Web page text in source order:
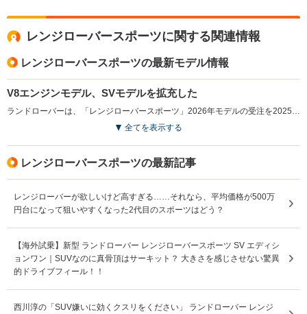
レンジローバースポーツに関する関連情報
レンジローバースポーツの最新モデル情報
V8エンジンモデル、SVモデルを拡充した
全てを表示する
レンジローバースポーツの最新記事
レンジローバーが欲しいけど高すぎる……それなら、平均価格が500万
円台になって狙いやすくなった2代目のスポーツはどう？
【海外試乗】新型 ランドローバー レンジローバースポーツ SV エディシ
ョンワン｜SUVなのに真骨頂はサーキット？ 大きさを感じさせない驚異
的ドライブフィール！！
西川淳の「SUV嫌いに効くクスリをください」 ランドローバー レンジ